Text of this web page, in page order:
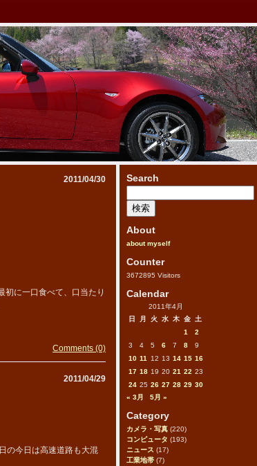
Search
索:
About
about myself
Counter
3672895 Visitors
Calendar
2011年4月
日
月 火 水 木 金
土
1
2
3
4 5 6 7 8
9
10 11 12 13 14 15 16
17 18 19 20 21 22 23
24 25 26 27 28 29 30
« 3月
5月 »
Category
カメラ・写真 (220)
コンピュータ (193)
ニュース (17)
工業地帯 (7)
2011/04/30
に一口食べて、口当たり
Comments (0)
2011/04/29
の今日は高速道路も大混